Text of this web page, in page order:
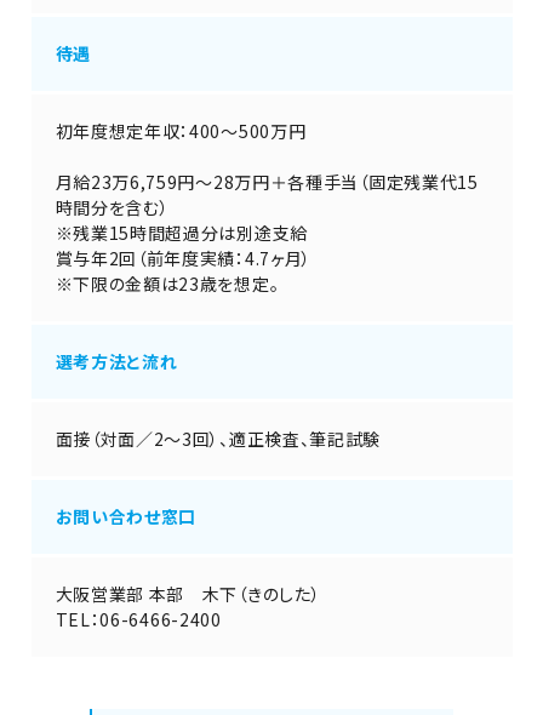
待遇
初年度想定年収：400～500万円
月給23万6,759円～28万円＋各種手当（固定残業代15
時間分を含む）
※残業15時間超過分は別途支給
賞与年2回（前年度実績：4.7ヶ月）
※下限の金額は23歳を想定。
選考方法と流れ
面接（対面／2～3回）、適正検査、筆記試験
お問い合わせ窓口
大阪営業部 本部 木下（きのした）
TEL：06-6466-2400